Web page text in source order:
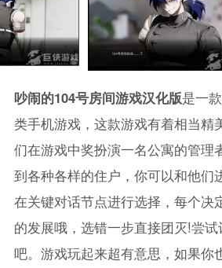
吵闹的104号房间游戏汉化版是一
类手机游戏，这款游戏有着相当精
们在游戏中奖扮演一名公寓的管理
到各种各样的住户，你可以和他们
在关键对话节点进行选择，每个决
的发展哦，选错一步直接团灭!尝
吧。游戏玩起来超有意思，如果你